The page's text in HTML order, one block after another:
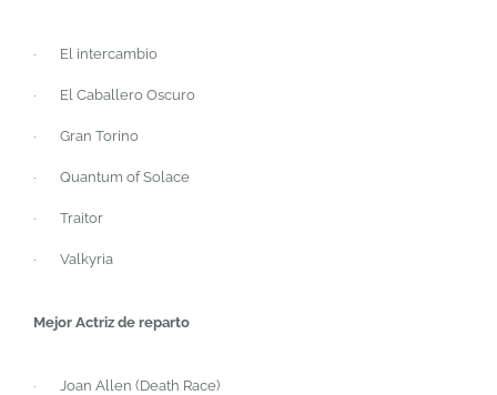
· El intercambio
· El Caballero Oscuro
· Gran Torino
· Quantum of Solace
· Traitor
· Valkyria
Mejor Actriz de reparto
· Joan Allen (Death Race)